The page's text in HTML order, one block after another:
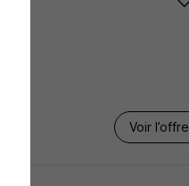
Voir l’offre